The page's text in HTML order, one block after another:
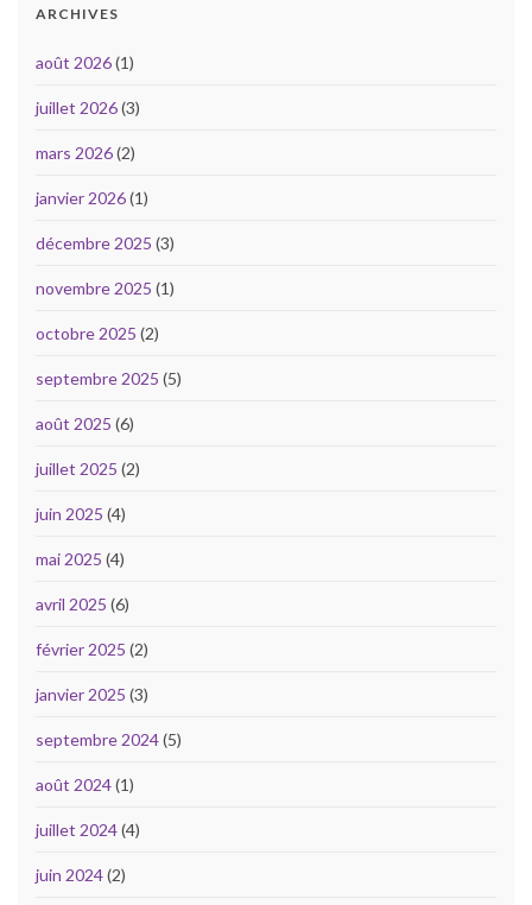
ARCHIVES
août 2026(1)
juillet 2026(3)
mars 2026(2)
janvier 2026(1)
décembre 2025 (3)
novembre 2025 (1)
octobre 2025 (2)
septembre 2025 (5)
août 2025 (6)
juillet 2025 (2)
juin 2025 (4)
mai 2025 (4)
avril 2025 (6)
février 2025 (2)
janvier 2025 (3)
septembre 2024(5)
août 2024(1)
juillet 2024(4)
juin 2024(2)